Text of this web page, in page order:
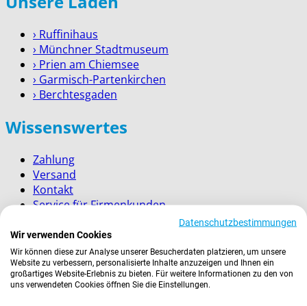
› Ruffinihaus
› Münchner Stadtmuseum
› Prien am Chiemsee
› Garmisch-Partenkirchen
› Berchtesgaden
Wissenswertes
Zahlung
Versand
Kontakt
Service für Firmenkunden
Rechtliches
AGBs
Widerrufsrecht
Datenschutzbestimmungen
Wir verwenden Cookies
Wir können diese zur Analyse unserer Besucherdaten platzieren, um unsere
Website zu verbessern, personalisierte Inhalte anzuzeigen und Ihnen ein
großartiges Website-Erlebnis zu bieten. Für weitere Informationen zu den von
uns verwendeten Cookies öffnen Sie die Einstellungen.